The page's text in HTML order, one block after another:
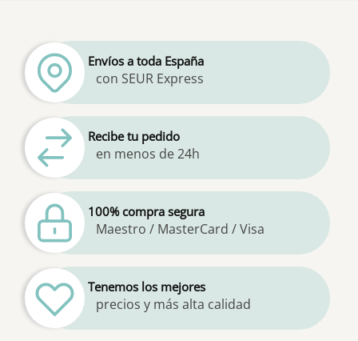
Envíos a toda España
con SEUR Express
Recibe tu pedido
en menos de 24h
100% compra segura
Maestro / MasterCard / Visa
Tenemos los mejores
precios y más alta calidad